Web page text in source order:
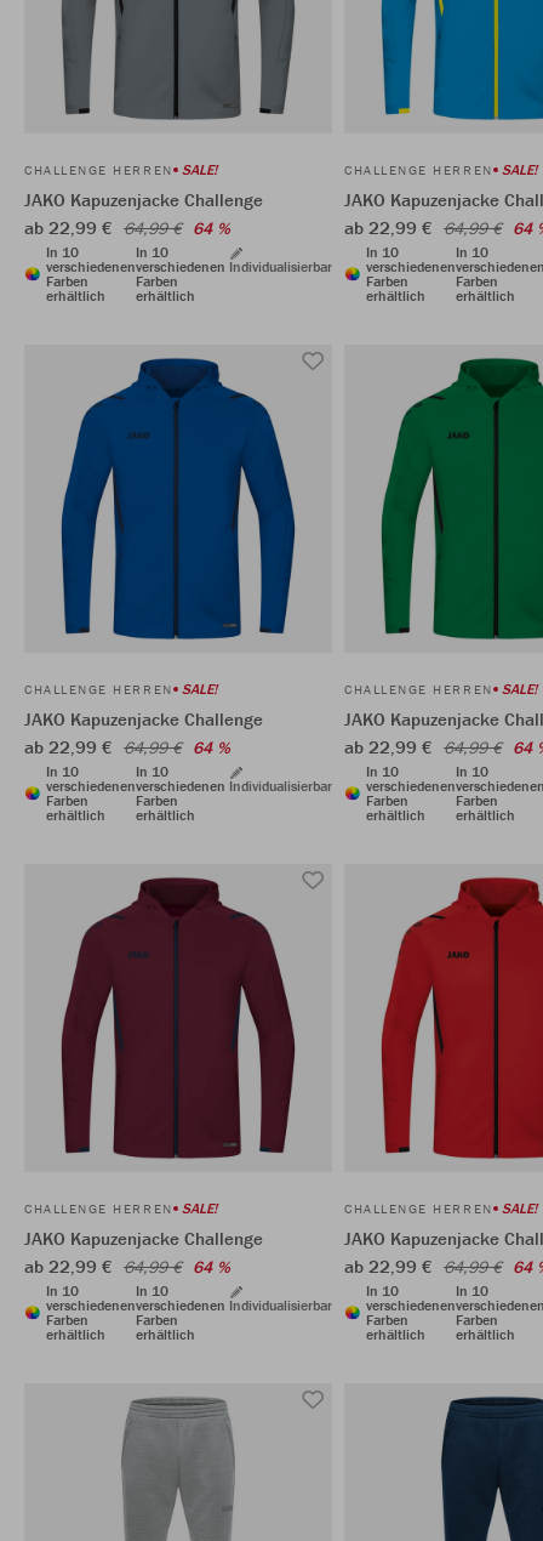
CHALLENGE HERREN SALE!
JAKO Kapuzenjacke Challenge
ab 22,99 € 64,99 € 64 %
In 10
verschiedenen
Farben
erhältlich
In 10
verschiedenen
Farben
erhältlich
Individualisierbar
CHALLENGE HERREN SALE!
JAKO Kapuzenjacke
ab 22,99 € 64,99 € 64
In 10
verschiedenen
Farben
erhältlich
In 10
Farben
erhältlich
CHALLENGE HERREN SALE!
JAKO Kapuzenjacke Challenge
ab 22,99 € 64,99 € 64 %
In 10
verschiedenen
Farben
erhältlich
In 10
verschiedenen
Farben
erhältlich
Individualisierbar
CHALLENGE HERREN SALE!
JAKO Kapuzenjacke
ab 22,99 € 64,99 € 64
In 10
verschiedenen
Farben
erhältlich
In 10
Farben
erhältlich
CHALLENGE HERREN SALE!
JAKO Kapuzenjacke Challenge
ab 22,99 € 64,99 € 64 %
In 10
verschiedenen
Farben
erhältlich
In 10
verschiedenen
Farben
erhältlich
Individualisierbar
CHALLENGE HERREN SALE!
JAKO Kapuzenjacke
ab 22,99 € 64,99 € 64
In 10
verschiedenen
Farben
erhältlich
In 10
Farben
erhältlich